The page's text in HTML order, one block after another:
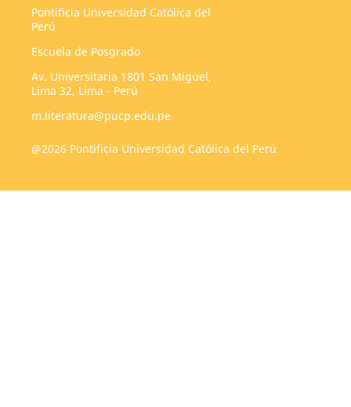
Pontificia Universidad Católica del
Perú
Escuela de Posgrado
Av. Universitaria 1801 San Miguel,
Lima 32, Lima - Perú
m.literatura@pucp.edu.pe
@2026 Pontificia Universidad Católica del Perú